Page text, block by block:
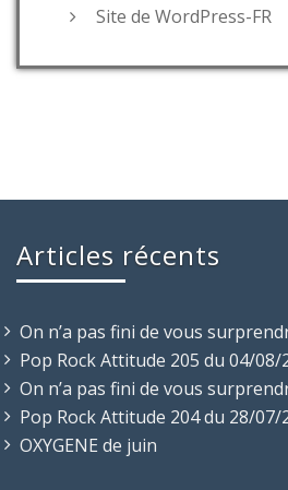
Site de WordPress-FR
Articles récents
On n’a pas fini de vous
Pop Rock Attitude 205 du 04/08/
On n’a pas fini de vous
Pop Rock Attitude 204 du 28/07/
OXYGENE de juin